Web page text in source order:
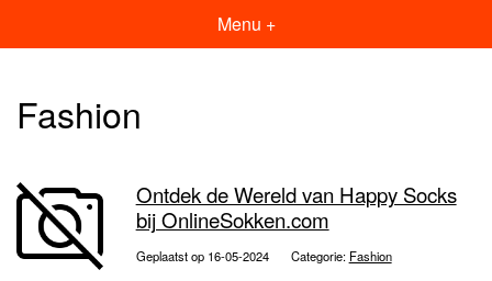
Menu +
Fashion
Ontdek de Wereld van Happy Socks
bij OnlineSokken.com
Geplaatst op 16-05-2024 Categorie: Fashion